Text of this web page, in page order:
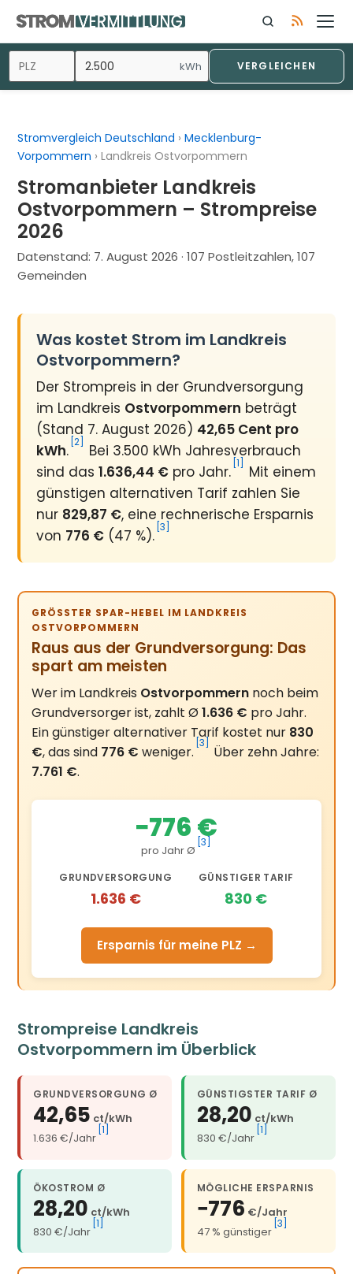
Inhalt
springen
kWh VERGLEICHEN
Stromvergleich Deutschland ›Mecklenburg-
Vorpommern ›Landkreis Ostvorpommern
Stromanbieter Landkreis
Ostvorpommern – Strompreise
2026
Datenstand: 7. August 2026 · 107 Postleitzahlen, 107
Gemeinden
Was kostet Strom im Landkreis
Ostvorpommern?
Der Strompreis in der Grundversorgung
im Landkreis Ostvorpommern beträgt
(Stand 7. August 2026) 42,65 Cent pro
kWh. [2]
Bei 3.500 kWh Jahresverbrauch
sind das1.636,44 € pro Jahr. [1]
Mit einem
günstigen alternativen Tarif zahlen Sie
nur 829,87 €, eine rechnerische Ersparnis
von 776 € (47 %). [3]
GRÖSSTER SPAR-HEBEL IM LANDKREIS O
STVORPOMMERN
Raus aus der Grundversorgung: Das
spart am meisten
Wer im Landkreis Ostvorpommern noch beim
Grundversorger ist, zahlt Ø1.636 € pro Jahr.
Ein günstiger alternativer Tarif kostet nur 830
€, das sind 776 € weniger. [3]
Über zehn Jahre:
7.761 €.
−776 €
pro Jahr Ø
[3]
GRUNDVERSORGUNG
1.636 €
GÜNSTIGER TARIF
830 €
Ersparnis für meine PLZ →
Strompreise Landkreis
Ostvorpommern im Überblick
GRUNDVERSORGUNG Ø
42,65 ct/kWh
1.636 €/Jahr
[1]
GÜNSTIGSTER TARIF Ø
28,20 ct/kWh
830 €/Jahr
[1]
ÖKOSTROM Ø
28,20 ct/kWh
830 €/Jahr
[1]
MÖGLICHE ERSPARNIS
−776 €/Jahr
47 % günstiger
[3]